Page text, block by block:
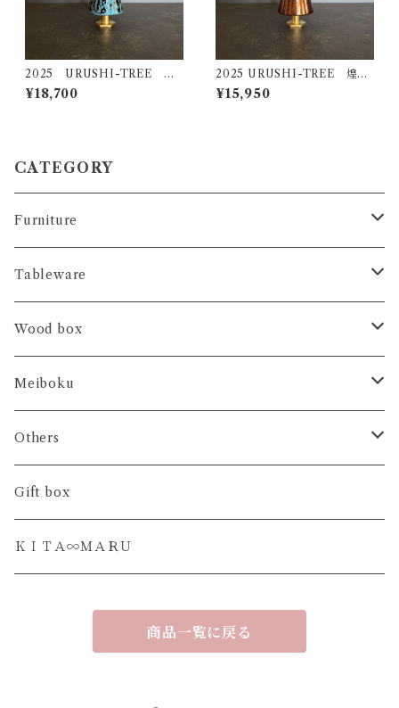
2025 URUSHI-TREE 瑠
璃（ＲＵＲＩ）
¥18,700
2025 URUSHI-TREE 煌
（ＫＯＵ）
¥15,950
CATEGORY
Furniture
コンソール
ブックシェルフ
Tableware
テーブルランナー
アレンジプレート
ティーマット
カトラリーレスト
ＫＡＺＡＲＩ - ＳＡＲＡ
ＯＫＯＵ - ＤＡＩ
Wood box
ＨＡＫＯ- 大事なもの
ＨＡＫＯ- おやつの時間
ＨＡＫＯ- 香りの時間
ＨＡＫＯ- まとめる場所
Meiboku
日本の木
世界の木
Others
フラワーボックス
お香 トワインセンス
Gift box
ＫＩＴＡ∞ＭＡＲＵ
商品一覧に戻る